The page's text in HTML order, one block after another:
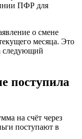
ПФР для
о смене
месяца. Это
следующий
поступила
на счёт через
поступают в